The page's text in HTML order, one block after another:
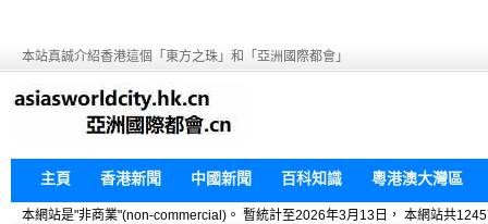
本站真誠介紹香港這個「東方之珠」和「亞洲國際都會」
主頁 香港新聞 中國新聞 百科知識 粵港澳大灣區
本網站是"非商業"(non-commercial)。 暫統計至2026年3月13日， 本網站共